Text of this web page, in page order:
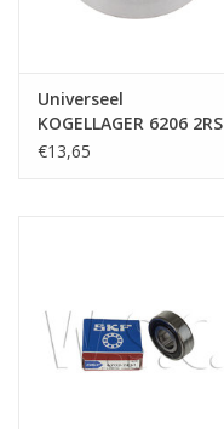
Universeel
KOGELLAGER 6206 2RS
30X62X16
€13,65